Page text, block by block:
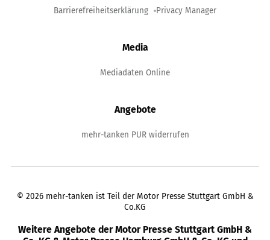
Barrierefreiheitserklärung Privacy Manager
Media
Mediadaten Online
Angebote
mehr-tanken PUR widerrufen
© 2026 mehr-tanken ist Teil der Motor Presse Stuttgart GmbH &
Co.KG
Weitere Angebote der Motor Presse Stuttgart GmbH &